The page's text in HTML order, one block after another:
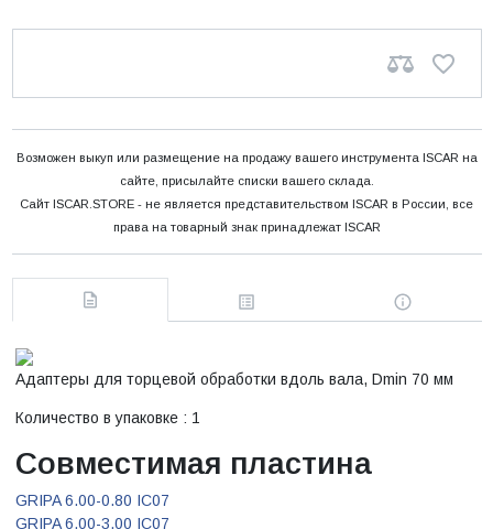
Возможен выкуп или размещение на продажу вашего инструмента ISCAR на
сайте, присылайте списки вашего склада.
Сайт ISCAR.STORE - не является представительством ISCAR в России, все
права на товарный знак принадлежат ISCAR
Адаптеры для торцевой обработки вдоль вала, Dmin 70 мм
Количество в упаковке : 1
Совместимая пластина
GRIPA 6.00-0.80 IC07
GRIPA 6.00-3.00 IC07